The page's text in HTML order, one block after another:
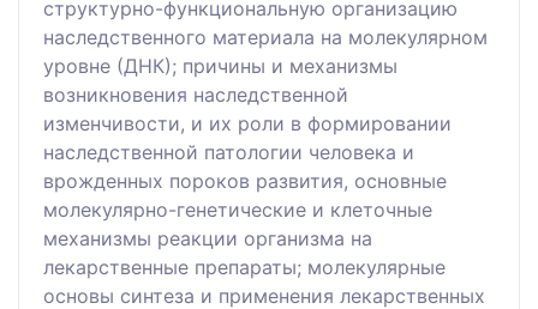
структурно-функциональную организацию
наследственного материала на молекулярном
уровне (ДНК); причины и механизмы
возникновения наследственной
изменчивости, и их роли в формировании
наследственной патологии человека и
врожденных пороков развития, основные
молекулярно-генетические и клеточные
механизмы реакции организма на
лекарственные препараты; молекулярные
основы синтеза и применения лекарственных